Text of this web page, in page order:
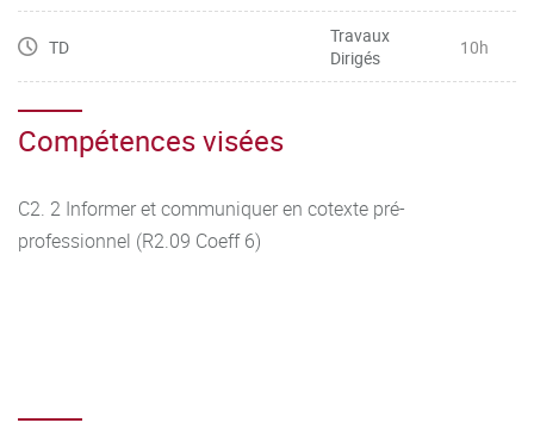
TD
Travaux
Dirigés
10h
Compétences visées
C2. 2 Informer et communiquer en cotexte pré-
professionnel (R2.09 Coeff 6)